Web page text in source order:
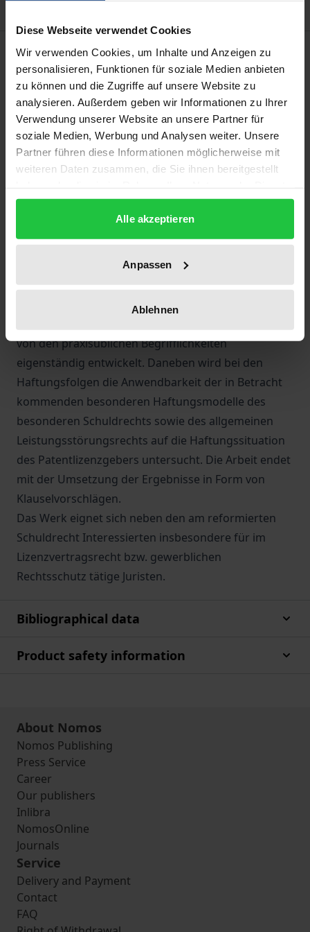
Diese Webseite verwendet Cookies
Wir verwenden Cookies, um Inhalte und Anzeigen zu
personalisieren, Funktionen für soziale Medien anbieten
zu können und die Zugriffe auf unsere Website zu
analysieren. Außerdem geben wir Informationen zu Ihrer
Verwendung unserer Website an unsere Partner für
soziale Medien, Werbung und Analysen weiter. Unsere
Partner führen diese Informationen möglicherweise mit
weiteren Daten zusammen, die Sie ihnen bereitgestellt
gesammelt haben.
Alle akzeptieren
Anpassen
Ablehnen
Description
Die Haftung des Patentlizenzgebers für
Tauglichkeitsmängel der Erfindung (oder auch
»Sachmängelhaftung« des Patentlizenzgebers) zählt
zu den schwierigsten Problemen des
Lizenzvertragsrechts. Obgleich schon früh
liefern die Änderungen durch das seit dem 1.1.2003
auch auf Dauerschuldverhältnisse wie den
Lizenzvertrag anzuwendende
Schuldrechtsmodernisierungsgesetz.
Schwerpunkte der Arbeit sind zum einen die
von den praxisüblichen Begrifflichkeiten
eigenständig entwickelt. Daneben wird bei den
Haftungsfolgen die Anwendbarkeit der in Betracht
kommenden besonderen Haftungsmodelle des
besonderen Schuldrechts sowie des allgemeinen
Leistungsstörungsrechts auf die Haftungssituation
des Patentlizenzgebers untersucht. Die Arbeit endet
mit der Umsetzung der Ergebnisse in Form von
Klauselvorschlägen.
Das Werk eignet sich neben den am reformierten
Schuldrecht Interessierten insbesondere für im
Lizenzvertragsrecht bzw. gewerblichen
Rechtsschutz tätige Juristen.
Bibliographical data
Product safety information
About Nomos
Nomos Publishing
Press Service
Career
Our publishers
Inlibra
NomosOnline
Journals
Service
Delivery and Payment
Contact
FAQ